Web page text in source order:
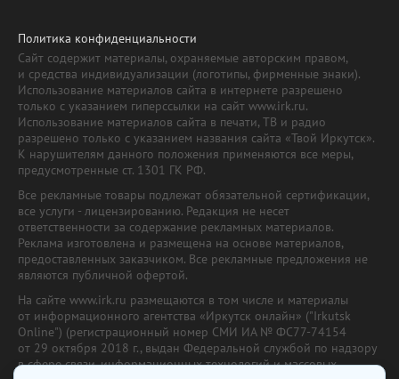
Политика конфиденциальности
Сайт содержит материалы, охраняемые авторским правом,
и средства индивидуализации (логотипы, фирменные знаки).
Использование материалов сайта в интернете разрешено
только с указанием гиперссылки на сайт www.irk.ru.
Использование материалов сайта в печати, ТВ и радио
разрешено только с указанием названия сайта «Твой Иркутск».
К нарушителям данного положения применяются все меры,
предусмотренные ст. 1301 ГК РФ.
Все рекламные товары подлежат обязательной сертификации,
все услуги - лицензированию. Редакция не несет
ответственности за содержание рекламных материалов.
Реклама изготовлена и размещена на основе материалов,
предоставленных заказчиком. Все рекламные предложения не
являются публичной офертой.
На сайте www.irk.ru размещаются в том числе и материалы
от информационного агентства «Иркутск онлайн» ("Irkutsk
Online") (регистрационный номер СМИ ИА № ФС77-74154
от 29 октября 2018 г., выдан Федеральной службой по надзору
в сфере связи, информационных технологий и массовых